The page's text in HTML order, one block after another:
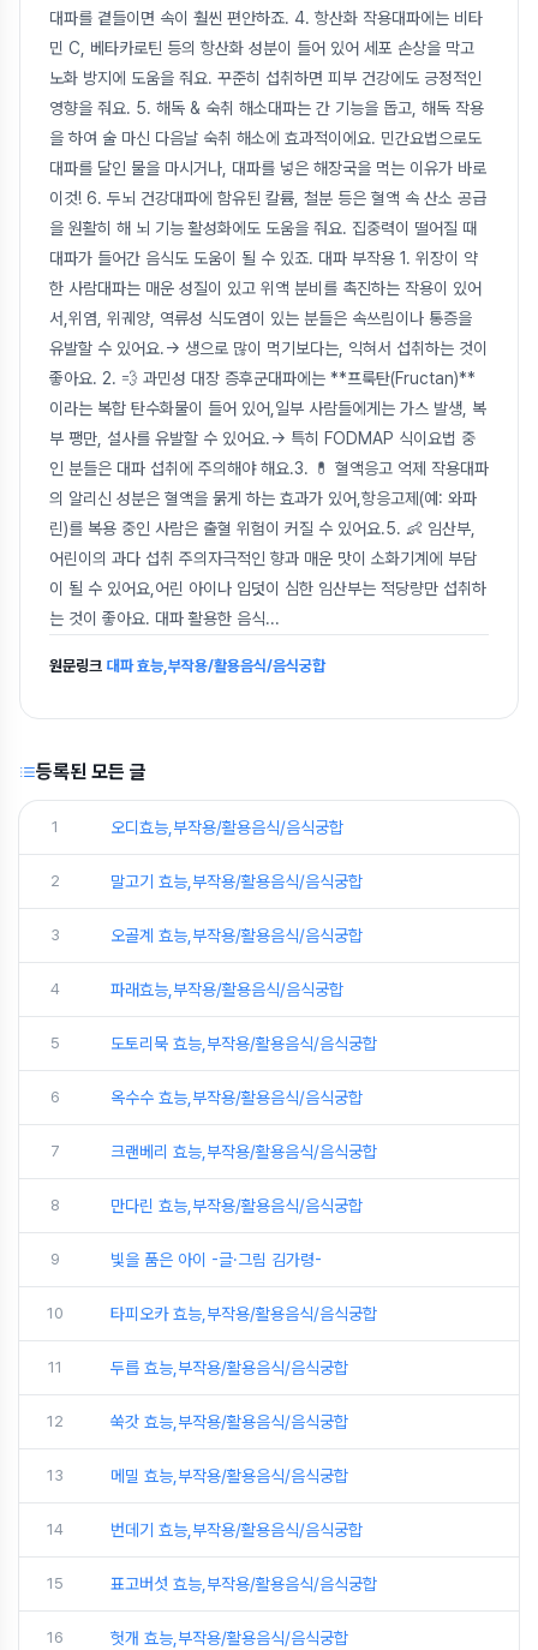
대파를 곁들이면 속이 훨씬 편안하죠. 4. 항산화 작용대파에는 비타
민 C, 베타카로틴 등의 항산화 성분이 들어 있어 세포 손상을 막고
노화 방지에 도움을 줘요. 꾸준히 섭취하면 피부 건강에도 긍정적인
영향을 줘요. 5. 해독 & 숙취 해소대파는 간 기능을 돕고, 해독 작용
을 하여 술 마신 다음날 숙취 해소에 효과적이에요. 민간요법으로도
대파를 달인 물을 마시거나, 대파를 넣은 해장국을 먹는 이유가 바로
이것! 6. 두뇌 건강대파에 함유된 칼륨, 철분 등은 혈액 속 산소 공급
을 원활히 해 뇌 기능 활성화에도 도움을 줘요. 집중력이 떨어질 때
대파가 들어간 음식도 도움이 될 수 있죠. 대파 부작용 1. 위장이 약
한 사람대파는 매운 성질이 있고 위액 분비를 촉진하는 작용이 있어
서,위염, 위궤양, 역류성 식도염이 있는 분들은 속쓰림이나 통증을
유발할 수 있어요.→ 생으로 많이 먹기보다는, 익혀서 섭취하는 것이
좋아요. 2. 💨 과민성 대장 증후군대파에는 **프룩탄(Fructan)**
이라는 복합 탄수화물이 들어 있어,일부 사람들에게는 가스 발생, 복
부 팽만, 설사를 유발할 수 있어요.→ 특히 FODMAP 식이요법 중
인 분들은 대파 섭취에 주의해야 해요.3. 💊 혈액응고 억제 작용대파
의 알리신 성분은 혈액을 묽게 하는 효과가 있어,항응고제(예: 와파
린)를 복용 중인 사람은 출혈 위험이 커질 수 있어요.5. 👶 임산부,
어린이의 과다 섭취 주의자극적인 향과 매운 맛이 소화기계에 부담
이 될 수 있어요,어린 아이나 입덧이 심한 임산부는 적당량만 섭취하
는 것이 좋아요. 대파 활용한 음식...
원문링크 대파 효능,부작용/활용음식/음식궁합
등록된 모든 글
1 오디효능,부작용/활용음식/음식궁합
2 말고기 효능,부작용/활용음식/음식궁합
3 오골계 효능,부작용/활용음식/음식궁합
4 파래효능,부작용/활용음식/음식궁합
5 도토리묵 효능,부작용/활용음식/음식궁합
6 옥수수 효능,부작용/활용음식/음식궁합
7 크랜베리 효능,부작용/활용음식/음식궁합
8 만다린 효능,부작용/활용음식/음식궁합
9 빛을 품은 아이 -글·그림 김가령-
10 타피오카 효능,부작용/활용음식/음식궁합
11 두릅 효능,부작용/활용음식/음식궁합
12 쑥갓 효능,부작용/활용음식/음식궁합
13 메밀 효능,부작용/활용음식/음식궁합
14 번데기 효능,부작용/활용음식/음식궁합
15 표고버섯 효능,부작용/활용음식/음식궁합
16 헛개 효능,부작용/활용음식/음식궁합